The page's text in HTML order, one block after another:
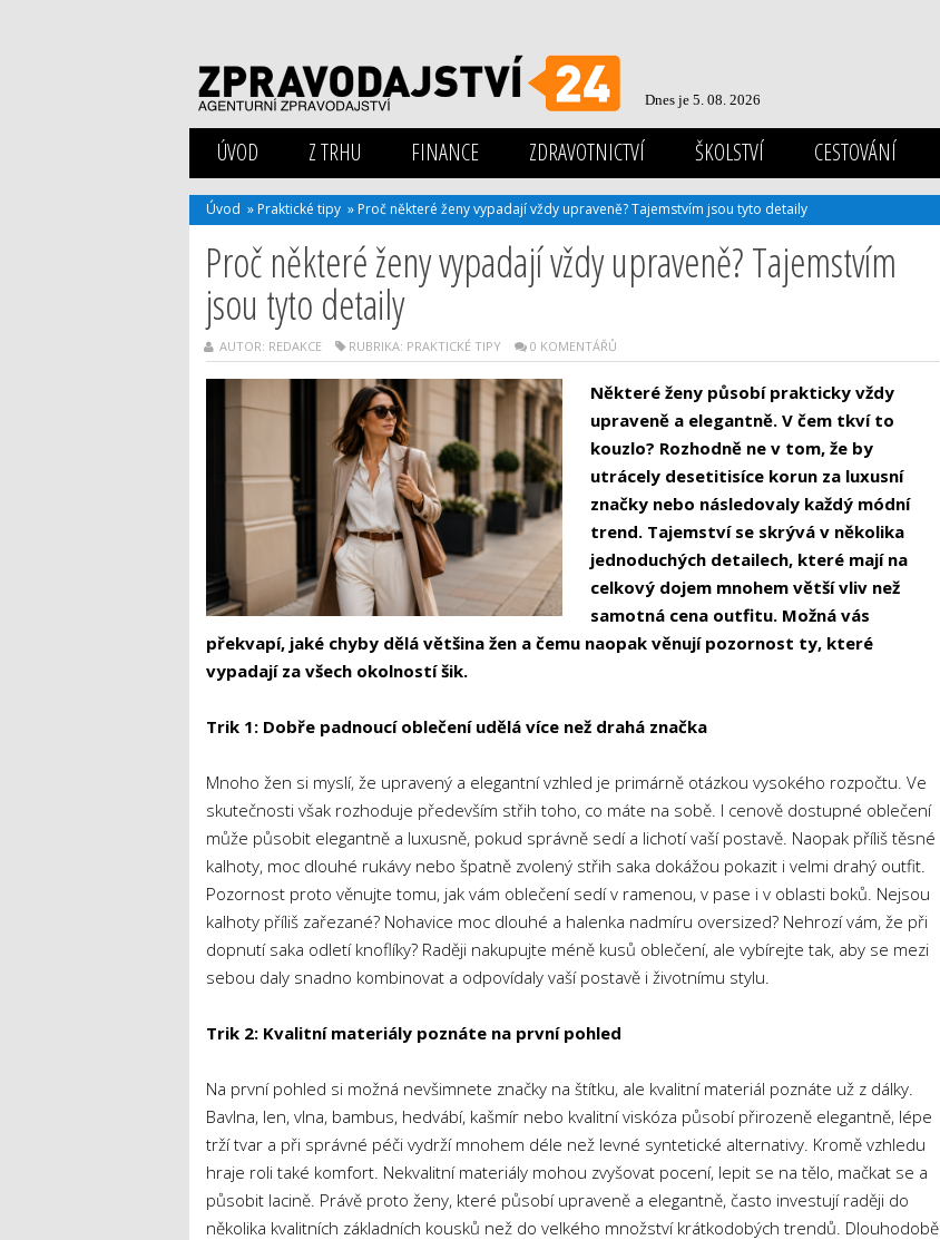
Dnes je 5. 08. 2026
ÚVOD Z TRHU FINANCE ZDRAVOTNICTVÍ ŠKOLSTVÍ CESTOVÁNÍ
Úvod » Praktické tipy » Proč některé ženy vypadají vždy upraveně? Tajemstvím jsou tyto detaily
Proč některé ženy vypadají vždy upraveně? Tajemstvím
jsou tyto detaily
AUTOR: REDAKCE RUBRIKA: PRAKTICKÉ TIPY 0 KOMENTÁŘŮ
Některé ženy působí prakticky vždy
upraveně a elegantně. V čem tkví to
kouzlo? Rozhodně ne v tom, že by
utrácely desetitisíce korun za luxusní
značky nebo následovaly každý módní
trend. Tajemství se skrývá v několika
jednoduchých detailech, které mají na
celkový dojem mnohem větší vliv než
samotná cena outfitu. Možná vás
překvapí, jaké chyby dělá většina žen a čemu naopak věnují pozornost ty, které
vypadají za všech okolností šik.
Trik 1: Dobře padnoucí oblečení udělá více než drahá značka
Mnoho žen si myslí, že upravený a elegantní vzhled je primárně otázkou vysokého rozpočtu. Ve
skutečnosti však rozhoduje především střih toho, co máte na sobě. I cenově dostupné oblečení
může působit elegantně a luxusně, pokud správně sedí a lichotí vaší postavě. Naopak příliš těsné
kalhoty, moc dlouhé rukávy nebo špatně zvolený střih saka dokážou pokazit i velmi drahý outfit.
Pozornost proto věnujte tomu, jak vám oblečení sedí v ramenou, v pase i v oblasti boků. Nejsou
kalhoty příliš zařezané? Nohavice moc dlouhé a halenka nadmíru oversized? Nehrozí vám, že při
dopnutí saka odletí knoflíky? Raději nakupujte méně kusů oblečení, ale vybírejte tak, aby se mezi
sebou daly snadno kombinovat a odpovídaly vaší postavě i životnímu stylu.
Trik 2: Kvalitní materiály poznáte na první pohled
Na první pohled si možná nevšimnete značky na štítku, ale kvalitní materiál poznáte už z dálky.
Bavlna, len, vlna, bambus, hedvábí, kašmír nebo kvalitní viskóza působí přirozeně elegantně, lépe
trží tvar a při správné péči vydrží mnohem déle než levné syntetické alternativy. Kromě vzhledu
hraje roli také komfort. Nekvalitní materiály mohou zvyšovat pocení, lepit se na tělo, mačkat se a
působit lacině. Právě proto ženy, které působí upraveně a elegantně, často investují raději do
několika kvalitních základních kousků než do velkého množství krátkodobých trendů. Dlouhodobě